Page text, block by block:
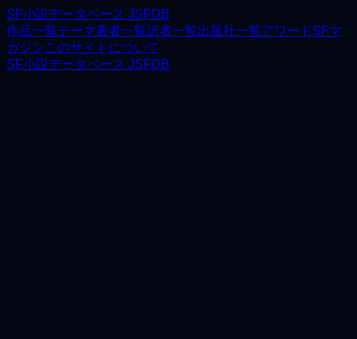
SF小説データベース JSFDB
作品一覧テーマ著者一覧訳者一覧出版社一覧アワードSFマ
ガジンこのサイトについて
SF小説データベース JSFDB